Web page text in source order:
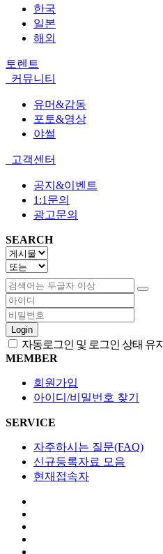
한국
일본
해외
토렌트
커뮤니티
유머&감동
포토&영상
야썰
고객센터
공지&이벤트
1:1문의
광고문의
SEARCH
Login
자동로그인 및 로그인 상태 유지
MEMBER
회원가입
아이디/비밀번호 찾기
SERVICE
자주하시는 질문(FAQ)
신규등록자료 모음
현재접속자